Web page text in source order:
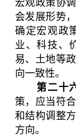
会发展形势
确定宏观政
业、科技、
易、土地等
向一致性。
第二十
策，应当符
和结构调整
方向。